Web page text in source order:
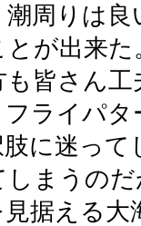
潮周 りは 良
とが出来た
も 皆さん工
フライパ
に迷 って
しまうの
見据える大